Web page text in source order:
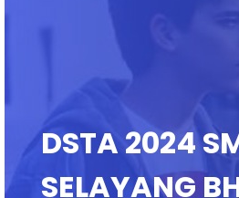
DSTA 2024
SELAYANG